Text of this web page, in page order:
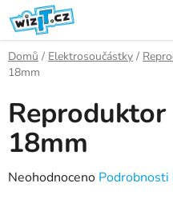
Přejít
na
obsah
Domů / Elektrosoučástky /
18mm
18mm
Průměrné
Neohodnoceno Podrobnosti